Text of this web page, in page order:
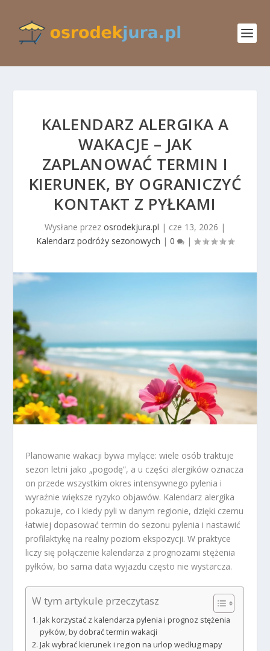
KALENDARZ ALERGIKA A
WAKACJE – JAK
ZAPLANOWAĆ TERMIN I
KIERUNEK, BY OGRANICZYĆ
KONTAKT Z PYŁKAMI
Wysłane przez osrodekjura.pl | cze 13, 2026 |
Kalendarz podróży sezonowych | 0 |
Planowanie wakacji bywa mylące: wiele osób traktuje
sezon letni jako „pogodę”, a u części alergików oznacza
on przede wszystkim okres intensywnego pylenia i
wyraźnie większe ryzyko objawów. Kalendarz alergika
pokazuje, co i kiedy pyli w danym regionie, dzięki czemu
łatwiej dopasować termin do sezonu pylenia i nastawić
profilaktykę na realny poziom ekspozycji. W praktyce
liczy się połączenie kalendarza z prognozami stężenia
pyłków, bo sama data wyjazdu często nie wystarcza.
W tym artykule przeczytasz
Jak korzystać z kalendarza pylenia i prognoz stężenia
pyłków, by dobrać termin wakacji
Jak wybrać kierunek i region na urlop według mapy